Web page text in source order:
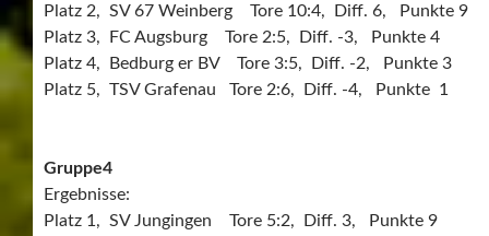
Platz 2, SV 67 Weinberg Tore 10:4, Diff. 6, Punkte 9
Platz 3, FC Augsburg Tore 2:5, Diff. -3, Punkte 4
Platz 4, Bedburg er BV Tore 3:5, Diff. -2, Punkte 3
Platz 5, TSV Grafenau Tore 2:6, Diff. -4, Punkte 1
Gruppe4
Ergebnisse:
Platz 1, SV Jungingen Tore 5:2, Diff. 3, Punkte 9